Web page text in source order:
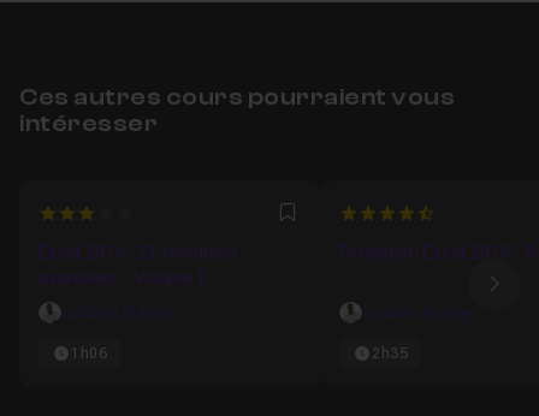
Ces autres cours pourraient vous
intéresser
3 Favori
Excel 2016 : 21 fonctions
avancées - Volume 1
Ludovic Bianay
1h06
4.6666666666667
Formation Excel 2019 -
Ludovic Bianay
2h35